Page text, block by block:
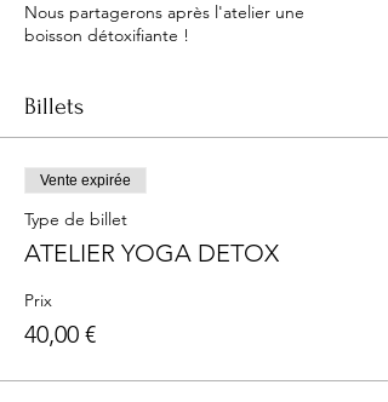
Nous partagerons après l'atelier une
boisson détoxifiante !
Billets
Vente expirée
Type de billet
ATELIER YOGA DETOX
Prix
40,00 €